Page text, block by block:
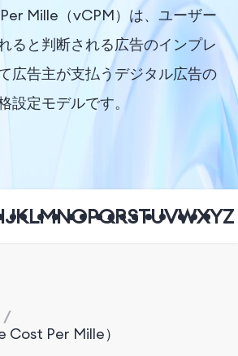
Mille（vCPM）は、ユーザー
ると判断される広告のインプレ
広告主が支払うデジタル広告の
設定モデルです。
IJKLMNOPQRSTUVWXYZ
/
Per Mille）